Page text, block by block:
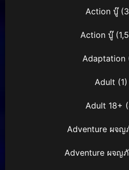
Action บู๊
Action บู๊
Adaptation
Adult (1)
Adult 18+
Adventure ผจญ
Adventure ผจญ